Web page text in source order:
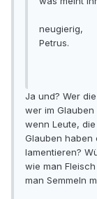
neugierig,
Petrus.
Ja und? Wer
wer im Glauben
wenn Leute,
Glauben haben
lamentieren?
wie man
man Semmeln